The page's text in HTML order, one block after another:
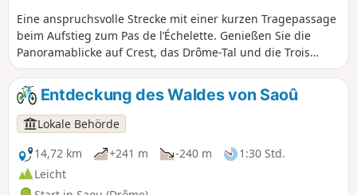
Eine anspruchsvolle Strecke mit einer kurzen Tragepassage
beim Aufstieg zum Pas de l’Échelette. Genießen Sie die
Panoramablicke auf Crest, das Drôme-Tal und die Trois
Becs! ⚠️ Zwischen dem 1. Juli und dem 15. September gilt
der Präfekturbeschluss DDT-SEF-2026-0176 vom 4. Juni 2026
über die vorüberfahrende Zugangsbeschränkung zum
Wald von Saoû und zum Plateau d’Ambel bei täglich
bewerteter Brandgefahr. Jeden Abend (gegen 17:30 Uhr)
wird eine Karte für den nächsten Tag veröffentlicht.
Entdeckung des Waldes von Saoû
Lokale Behörde
14,72 km
+241 m -240 m
1:30 Std.
Leicht